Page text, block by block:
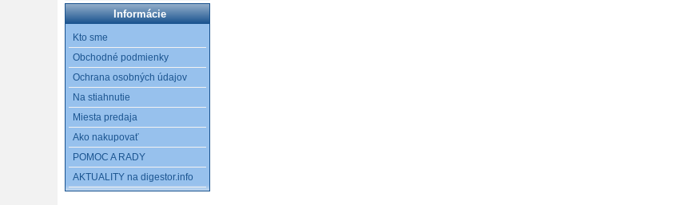
Informácie
Kto sme
Obchodné podmienky
Ochrana osobných údajov
Na stiahnutie
Miesta predaja
Ako nakupovať
POMOC A RADY
AKTUALITY na digestor.info